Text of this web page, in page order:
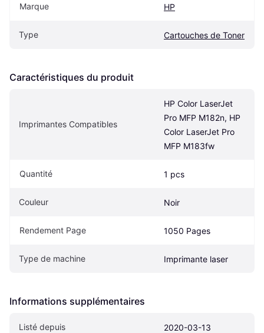
Marque HP
Type Cartouches de Toner
Caractéristiques du produit
Imprimantes Compatibles
HP Color LaserJet
Pro MFP M182n, HP
Color LaserJet Pro
MFP M183fw
Quantité 1 pcs
Couleur Noir
Rendement Page 1050 Pages
Type de machine Imprimante laser
Informations supplémentaires
Listé depuis 2020-03-13